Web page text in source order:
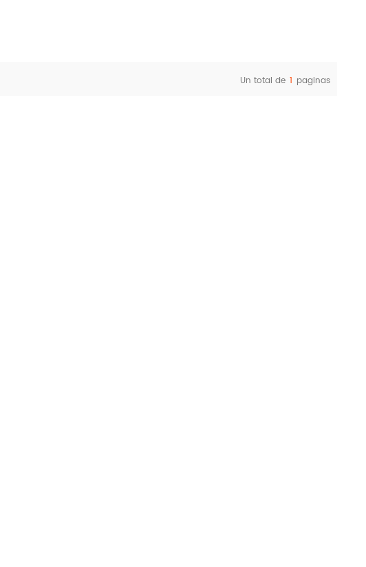
Un total de 1 paginas